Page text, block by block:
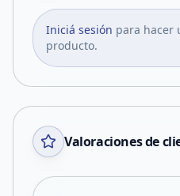
Iniciá sesión para hacer
producto.
Valoraciones de